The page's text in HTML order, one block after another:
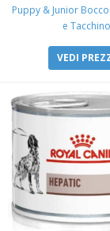
Puppy & Junior
e Tacchino
VEDI